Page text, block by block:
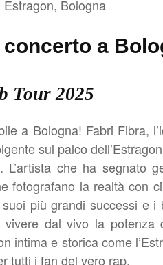
Estragon, Bologna
a
Tour 2025
a Bologna! Fabri Fibra,
sul palco
che ha segnato
fotografano la realtà con
più grandi successi e i
vivere dal vivo la
intima e storica come
tutti i fan del vero rap.